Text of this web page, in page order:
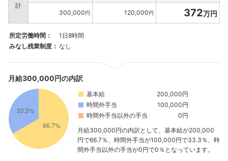
計
300,000円 120,000円 372万円
所定労働時間：
1日8時間
みなし残業制度： なし
月給300,000円の内訳
基本給
200,000円
時間外手当
100,000円
時間外手当以外の手当
0円
月給300,000円の内訳として、基本給が200,000
円で66.7％、時間外手当が100,000円で33.3％、時
間外手当以外の手当が0円で0％となっています。